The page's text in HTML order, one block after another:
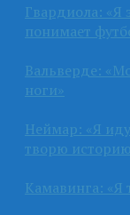
Гвардиола: «Я
понимает
Вальверде:
ноги»
Неймар: «Я
творю
Камавинга: «Я